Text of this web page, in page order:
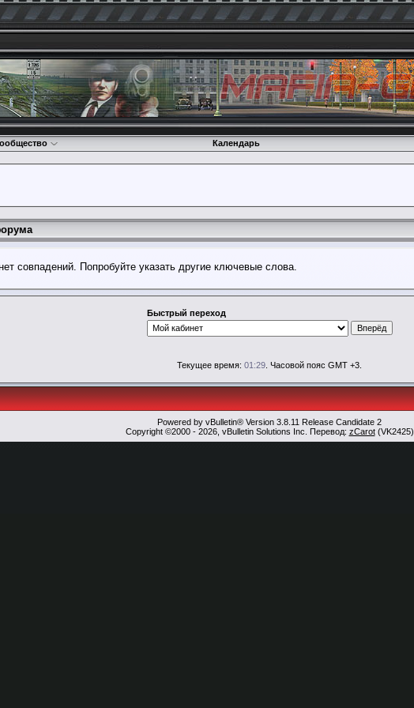
Календарь
совпадений. Попробуйте указать другие ключевые слова.
Быстрый переход
Текущее время: 01:29 . Часовой пояс GMT +3.
Powered by vBulletin® Version 3.8.11 Release Candidate 2
Copyright ©2000 - 2026, vBulletin Solutions Inc. Перевод: zCarot(VK2425)